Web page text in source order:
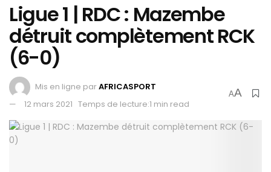
Ligue 1 | RDC : Mazembe
détruit complètement RCK
(6-0)
Mis en ligne parAFRICASPORT
12 mars 2021 Temps de lecture:1 min read
AA